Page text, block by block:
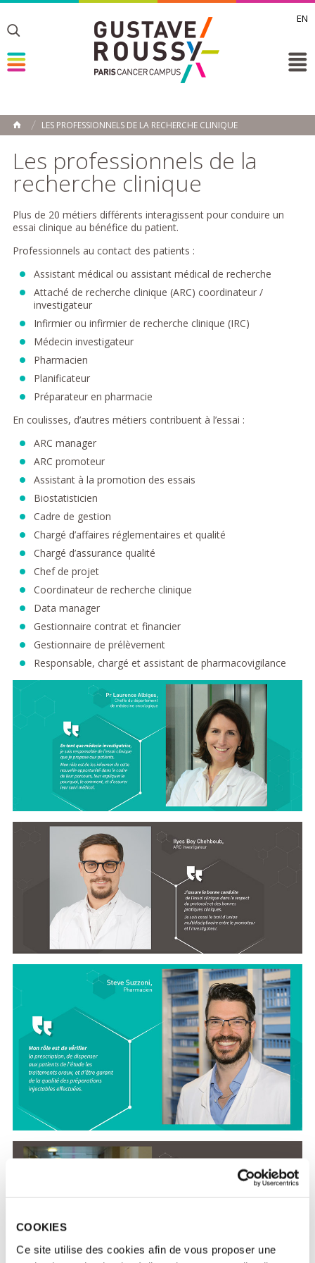
COOKIES
Ce site utilise des cookies afin de vous proposer une
EN
Toggle
Toggle
ACCUEIL
LES PROFESSIONNELS DE LA RECHERCHE CLINIQUE
Les professionnels de la
recherche clinique
Plus de 20 métiers différents interagissent pour conduire un
essai clinique au bénéfice du patient.
Professionnels au contact des patients :
Assistant médical ou assistant médical de recherche
Attaché de recherche clinique (ARC) coordinateur /
investigateur
Infirmier ou infirmier de recherche clinique (IRC)
Médecin investigateur
Pharmacien
Planificateur
Préparateur en pharmacie
En coulisses, d’autres métiers contribuent à l’essai :
ARC manager
ARC promoteur
Assistant à la promotion des essais
Biostatisticien
Cadre de gestion
Chargé d’affaires réglementaires et qualité
Chargé d’assurance qualité
Chef de projet
Coordinateur de recherche clinique
Data manager
Gestionnaire contrat et financier
Gestionnaire de prélèvement
Responsable, chargé et assistant de pharmacovigilance